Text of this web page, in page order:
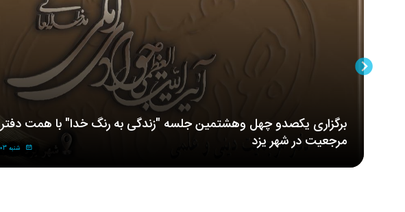
برگزاری یکصدو چهل وهشتمین جلسه "زندگی به رنگ خدا" با همت دفتر
مرجعیت در شهر یزد
شنبه 03 مرداد 1405